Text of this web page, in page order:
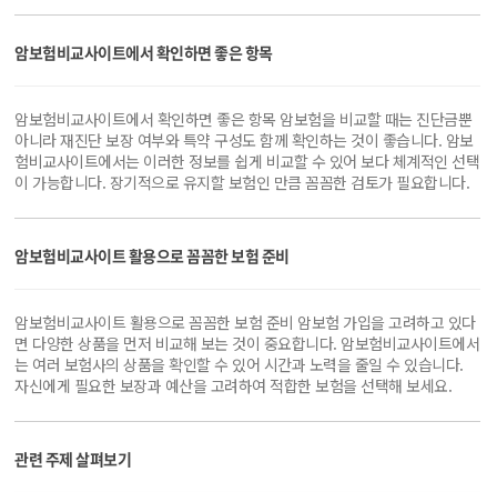
암보험비교사이트에서 확인하면 좋은 항목
암보험비교사이트에서 확인하면 좋은 항목 암보험을 비교할 때는 진단금뿐
아니라 재진단 보장 여부와 특약 구성도 함께 확인하는 것이 좋습니다. 암보
험비교사이트에서는 이러한 정보를 쉽게 비교할 수 있어 보다 체계적인 선택
이 가능합니다. 장기적으로 유지할 보험인 만큼 꼼꼼한 검토가 필요합니다.
암보험비교사이트 활용으로 꼼꼼한 보험 준비
암보험비교사이트 활용으로 꼼꼼한 보험 준비 암보험 가입을 고려하고 있다
면 다양한 상품을 먼저 비교해 보는 것이 중요합니다. 암보험비교사이트에서
는 여러 보험사의 상품을 확인할 수 있어 시간과 노력을 줄일 수 있습니다.
자신에게 필요한 보장과 예산을 고려하여 적합한 보험을 선택해 보세요.
관련 주제 살펴보기